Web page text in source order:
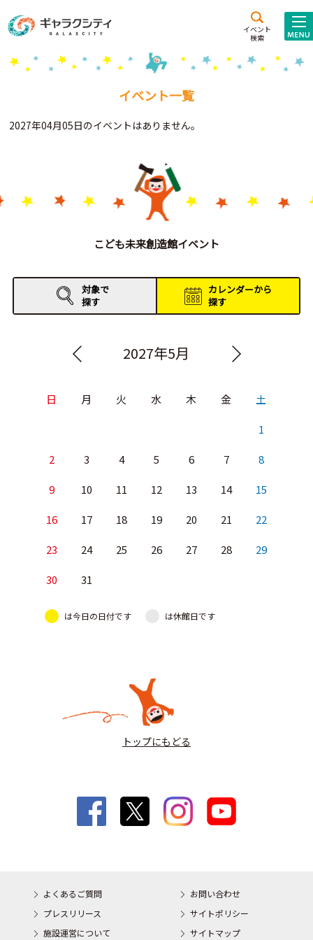
イベント
検索
施設案内
こども
西新井
施設･
Gがくえん
お知らせ
イベントレポート
イベント一覧
2027年04月05日のイベントはありません。
こども未来創造館イベント
対象で
探す
カレンダーから
探す
2027年5月
日 月 火 水 木 金 土
1
2 3 4 5 6 7 8
9 10 11 12 13 14 15
16 17 18 19 20 21 22
23 24 25 26 27 28 29
30 31
は今日の日付です は休館日です
トップにもどる
よくあるご質問
お問い合わせ
プレスリリース
サイトポリシー
施設運営について
サイトマップ